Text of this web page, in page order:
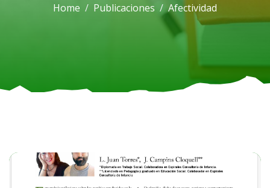
Home Publicaciones Afectividad